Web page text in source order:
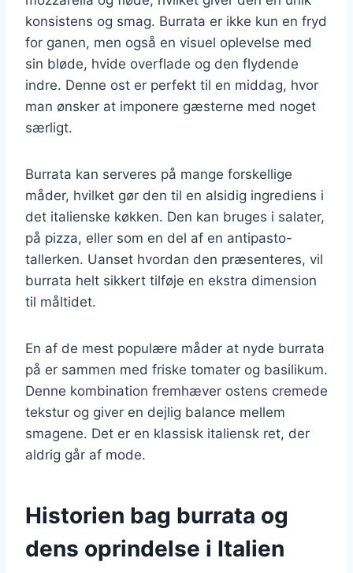
konsistens og smag. Burrata er ikke kun en fryd
for ganen, men også en visuel oplevelse med
sin bløde, hvide overflade og den flydende
indre. Denne ost er perfekt til en middag, hvor
man ønsker at imponere gæsterne med noget
særligt.
Burrata kan serveres på mange forskellige
måder, hvilket gør den til en alsidig ingrediens i
det italienske køkken. Den kan bruges i salater,
på pizza, eller som en del af en antipasto-
tallerken. Uanset hvordan den præsenteres, vil
burrata helt sikkert tilføje en ekstra dimension
til måltidet.
En af de mest populære måder at nyde burrata
på er sammen med friske tomater og basilikum.
Denne kombination fremhæver ostens cremede
tekstur og giver en dejlig balance mellem
smagene. Det er en klassisk italiensk ret, der
aldrig går af mode.
Historien bag burrata og
dens oprindelse i Italien